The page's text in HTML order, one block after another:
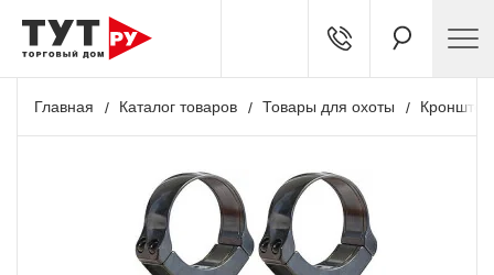
Главная Каталог товаров Товары для охоты